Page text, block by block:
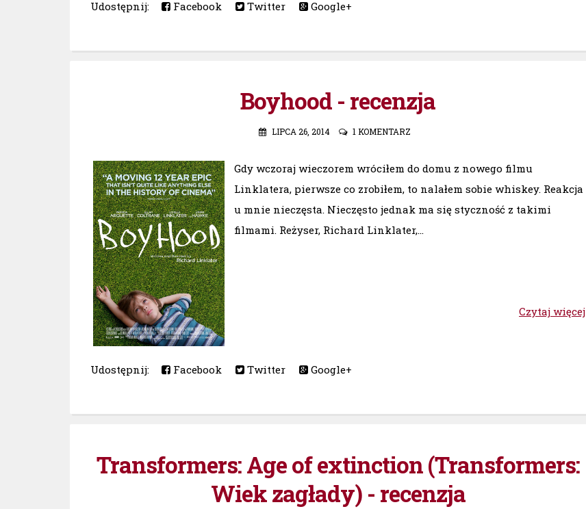
Udostępnij: Facebook Twitter Google+
Boyhood - recenzja
LIPCA 26, 2014 1 KOMENTARZ
Gdy wczoraj wieczorem wróciłem do domu z nowego filmu
Linklatera, pierwsze co zrobiłem, to nalałem sobie whiskey. Reakcja
u mnie nieczęsta. Nieczęsto jednak ma się styczność z takimi
filmami. Reżyser, Richard Linklater,...
Czytaj więcej
Udostępnij: Facebook Twitter Google+
Transformers: Age of extinction (Transformers:
Wiek zagłady) - recenzja